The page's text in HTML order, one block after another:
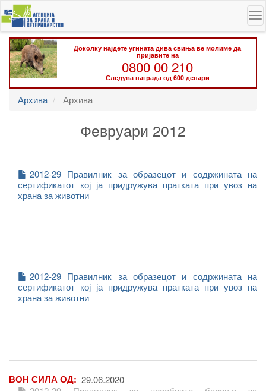
Skip
to
main
content
Доколку најдете угината дива свиња ве молиме да
пријавите на
0800 00 210
Следува награда од 600 денари
Архива Архива
Февруари 2012
2012-29 Правилник за образецот и содржината на
сертификатот кој ја придружува пратката при увоз на
храна за животни
2012-29 Правилник за образецот и содржината на
сертификатот кој ја придружува пратката при увоз на
храна за животни
ВОН СИЛА ОД
29.06.2020